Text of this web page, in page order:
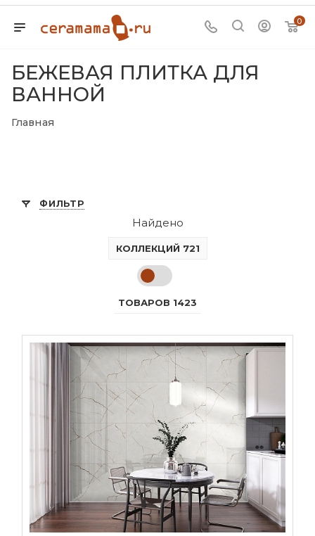
0
БЕЖЕВАЯ ПЛИТКА ДЛЯ
ВАННОЙ
Главная
ФИЛЬТР
Найдено
КОЛЛЕКЦИЙ 721
ТОВАРОВ 1423